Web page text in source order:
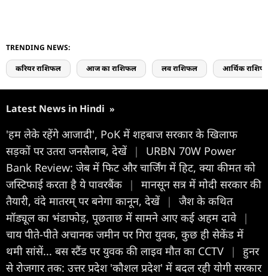
TRENDING NEWS:
करियर राशिफल आज का राशिफल लव राशिफल आर्थिक
Latest News in Hindi »
'हम लेके रहेंगे आजादी', PoK में शहबाज सरकार के खिलाफ
सड़कों पर उतरा जनसैलाब, देखें
|
URBN 70W Power
Bank Review: जेब में फिट और चार्जिंग में हिट, क्या कीमत को
जस्टिफाई करता है ये पावरबैंक
|
मानसून सत्र में मोदी सरकार की
तैयारी, वंदे मातरम् पर बनेगा कानून, देखें
|
जैश के कथित
मॉड्यूल का भंडाफोड़, पूछताछ में सामने आए कई अहम दावे |
चाय पीते-पीते अचानक जमीन पर गिरा युवक, कुछ ही सेकेंड में
थमी सांसें... बस स्टैंड पर युवक की लाइव मौत का CCTV
|
हुनर
से रोजगार तक: उत्तर प्रदेश 'कौशल प्रदेश' में बदल रही योगी सरकार